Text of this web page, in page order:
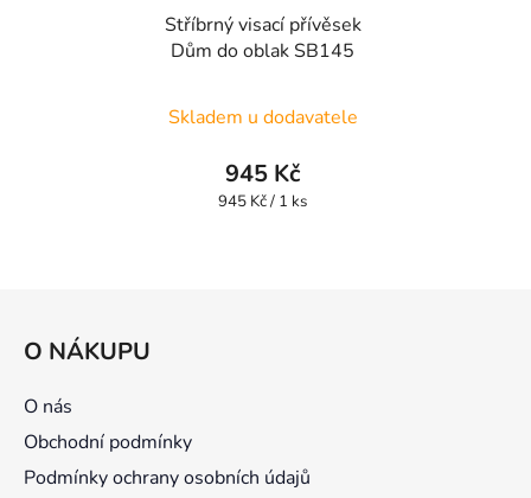
Stříbrný visací přívěsek
Dům do oblak SB145
Skladem u dodavatele
945 Kč
Měrná
945 Kč / 1 ks
O NÁKUPU
O nás
Obchodní podmínky
Podmínky ochrany osobních údajů